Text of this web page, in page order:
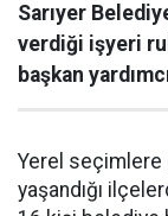
Sarıyer
verdiği işyeri
başkan
Yerel seçimlere
yaşandığı